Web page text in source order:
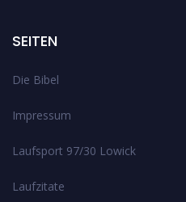
SEITEN
Die Bibel
Impressum
Laufsport 97/30 Lowick
Laufzitate